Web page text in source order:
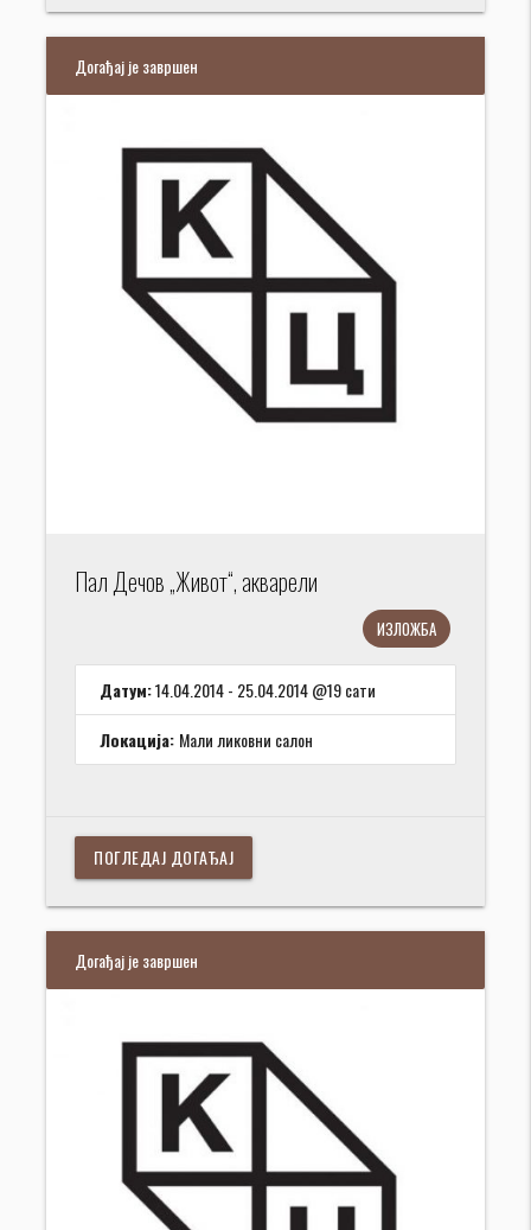
Догађај је завршен
Пал Дечов „Живот“, акварели
ИЗЛОЖБА
Датум:14.04.2014 - 25.04.2014 @19 сати
Локација: Мали ликовни салон
ПОГЛЕДАЈ ДОГАЂАЈ
Догађај је завршен